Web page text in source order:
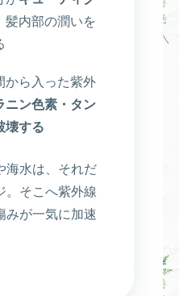
、髪内部の潤いを
から入った紫外
ニン色素・タン
壊する
海水は、それだ
。そこへ紫外線
みが一気に加速